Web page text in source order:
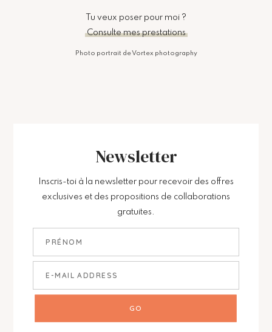
Tu veux poser pour moi ?
Consulte mes prestations
Photo portrait de Vortex photography
Newsletter
Inscris-toi à la newsletter pour recevoir des offres
exclusives et des propositions de collaborations
gratuites.